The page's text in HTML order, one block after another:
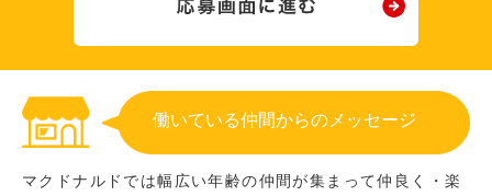
働いている仲間からのメッセージ
マクドナルドでは幅広い年齢の仲間が集まって仲良く・楽